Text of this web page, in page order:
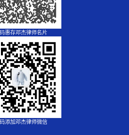
惠存邓杰律师名片
添加邓杰律师微信